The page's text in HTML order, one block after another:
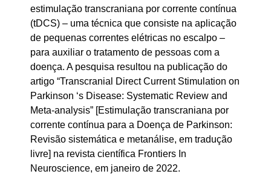
estimulação transcraniana por corrente contínua
(tDCS) – uma técnica que consiste na aplicação
de pequenas correntes elétricas no escalpo –
para auxiliar o tratamento de pessoas com a
doença. A pesquisa resultou na publicação do
artigo “Transcranial Direct Current Stimulation on
Parkinson ‘s Disease: Systematic Review and
Meta-analysis” [Estimulação transcraniana por
corrente contínua para a Doença de Parkinson:
Revisão sistemática e metanálise, em tradução
livre] na revista científica Frontiers In
Neuroscience, em janeiro de 2022.